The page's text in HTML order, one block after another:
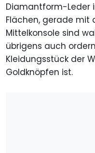
Diamantform-Leder
Flächen, gerade mit
Mittelkonsole sind
übrigens auch
Kleidungsstück der
Goldknöpfen ist.